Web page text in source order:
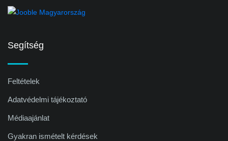
Segítség
Feltételek
Adatvédelmi tájékoztató
Médiaajánlat
Gyakran ismételt kérdések